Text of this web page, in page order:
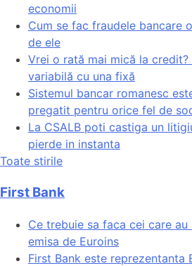
economii
Cum se fac fraudele bancare
de ele
Vrei o rată mai mică la credit?
variabilă cu una fixă
Sistemul bancar romanesc
pregatit pentru orice fel de
La CSALB poti castiga un
pierde in instanta
Toate stirile
First Bank
Ce trebuie sa faca cei care
emisa de Euroins
First Bank este reprezentanta